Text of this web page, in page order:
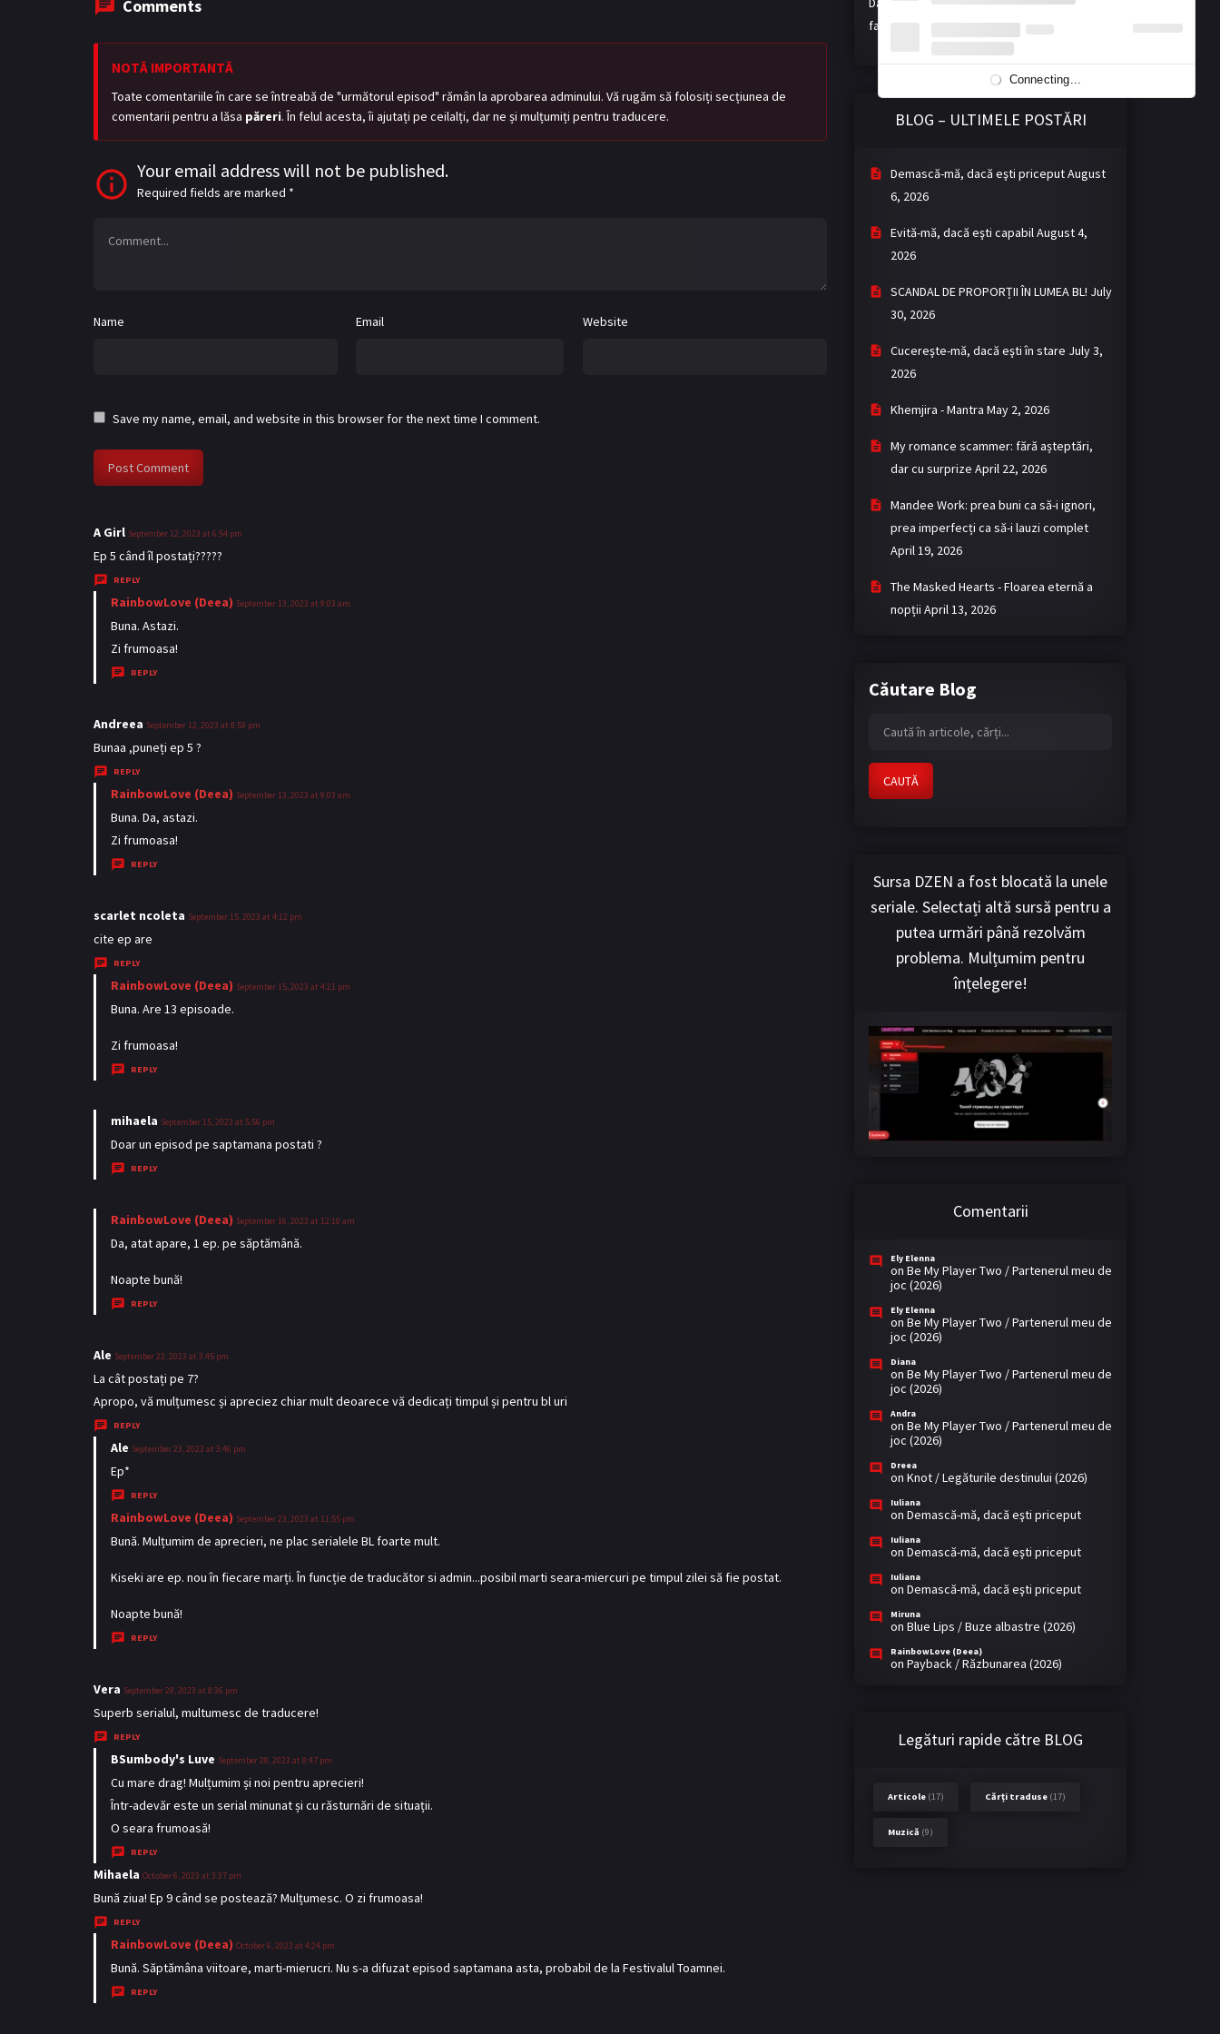
Comments
NOTĂ IMPORTANTĂ
Toate comentariile în care se întreabă de "următorul episod" rămân la aprobarea adminului. Vă rugăm să folosiți secțiunea de
comentarii pentru a lăsa păreri. În felul acesta, îi ajutați pe ceilalți, dar ne și mulțumiți pentru traducere.
Your email address will not be published.
Required fields are marked *
Name Email Website
Save my name, email, and website in this browser for the next time I comment.
A Girl s
a
y
s
:
September 12, 2023 at 6:54 pm
Ep 5 când îl postați?????
REPLY
RainbowLove (Deea) sSeptember 13, 2023 at 9:03 am
Buna. Astazi.
Zi frumoasa!
REPLY
Andreea s
a
s
:
September 12, 2023 at 8:59 pm
Bunaa ,puneți ep 5 ?
REPLY
RainbowLove (Deea) sSeptember 13, 2023 at 9:03 am
Buna. Da, astazi.
Zi frumoasa!
REPLY
scarlet ncoleta s
s
:
September 15, 2023 at 4:12 pm
cite ep are
REPLY
RainbowLove (Deea) sSeptember 15, 2023 at 4:21 pm
Buna. Are 13 episoade.
Zi frumoasa!
REPLY
mihaela s
a
September 15, 2023 at 5:56 pm
Doar un episod pe saptamana postati ?
REPLY
RainbowLove (Deea) s
a
September 16, 2023 at 12:10 am
Da, atat apare, 1 ep. pe săptămână.
Noapte bună!
REPLY
Ale s
a
y
s
:
September 23, 2023 at 3:45 pm
La cât postați pe 7?
Apropo, vă mulțumesc și apreciez chiar mult deoarece vă dedicați timpul și pentru bl uri
REPLY
Ale s
y
s
:
September 23, 2023 at 3:46 pm
Ep*
REPLY
RainbowLove (Deea) s
a
s
September 23, 2023 at 11:55 pm
Bună. Mulțumim de aprecieri, ne plac serialele BL foarte mult.
Kiseki are ep. nou în fiecare marți. În funcție de traducător si admin...posibil marti seara-miercuri pe timpul zilei să fie postat.
Noapte bună!
REPLY
Vera s
a
y
s
:
September 28, 2023 at 8:36 pm
Superb serialul, multumesc de traducere!
REPLY
BSumbody's Luve s
a
y
September 28, 2023 at 8:47 pm
Cu mare drag! Mulțumim și noi pentru aprecieri!
Într-adevăr este un serial minunat și cu răsturnări de situații.
O seara frumoasă!
REPLY
Mihaela s
a
y
s
October 6, 2023 at 3:37 pm
Bună ziua! Ep 9 când se postează? Mulțumesc. O zi frumoasa!
REPLY
RainbowLove (Deea) s
a
October 6, 2023 at 4:24 pm
Bună. Săptămâna viitoare, marti-mierucri. Nu s-a difuzat episod saptamana asta, probabil de la Festivalul Toamnei.
REPLY
face o donație voluntară. Mulțumim!
BLOG – ULTIMELE POSTĂRI
Demască-mă, dacă eşti priceputAugust
6, 2026
Evită-mă, dacă eşti capabil August 4,
2026
SCANDAL DE PROPORȚII ÎN LUMEA BL! July
30, 2026
Cucereşte-mă, dacă eşti în stare July 3,
2026
Khemjira - Mantra May 2, 2026
My romance scammer: fără așteptări,
dar cu surprize April 22, 2026
Mandee Work: prea buni ca să-i ignori,
prea imperfecți ca să-i lauzi complet
April 19, 2026
The Masked Hearts - Floarea eternă a
nopții April 13, 2026
Căutare Blog
CAUTĂ
Sursa DZEN a fost blocată la unele
seriale. Selectați altă sursă pentru a
putea urmări până rezolvăm
problema. Mulțumim pentru
înțelegere!
Comentarii
Ely Elenna
on Be My Player Two / Partenerul meu de
joc (2026)
Ely Elenna
on Be My Player Two / Partenerul meu de
joc (2026)
Diana
on Be My Player Two / Partenerul meu de
joc (2026)
Andra
on Be My Player Two / Partenerul meu de
joc (2026)
Dreea
on Knot / Legăturile destinului (2026)
Iuliana
on Demască-mă, dacă eşti priceput
Iuliana
on Demască-mă, dacă eşti priceput
Iuliana
on Demască-mă, dacă eşti priceput
Miruna
on Blue Lips / Buze albastre (2026)
RainbowLove (Deea)
on Payback / Răzbunarea (2026)
Legături rapide către BLOG
Articole (17) Cărți traduse (17)
Muzică (9)
Connecting...